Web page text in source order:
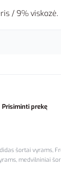
/ 9% viskozė.
Prisiminti prekę
šortai vyrams,
, medvilniniai